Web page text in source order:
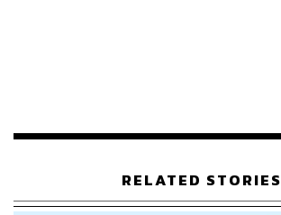
RELATED STORIES